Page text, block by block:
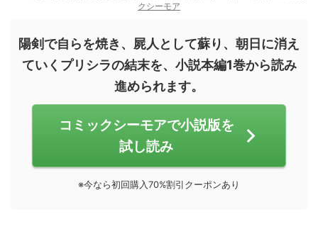
クシーモア
陽剣で自らを焼き、屍人として蘇り、朝日に消え
ていくプリシラの結末を、小説本編1巻から読み
進められます。
コミックシーモアで小説版を
試し読み
※今なら初回購入70%割引クーポンあり